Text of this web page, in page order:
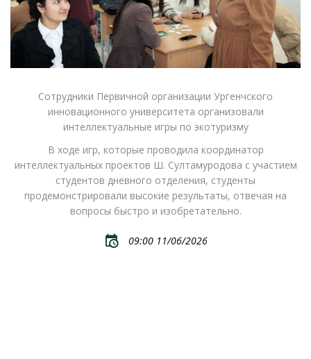
Сотрудники Первичной организации Ургенчского
инновационного университета организовали
интеллектуальные игры по экотуризму
В ходе игр, которые проводила координатор
интеллектуальных проектов Ш. Султамуродова с участием
студентов дневного отделения, студенты
продемонстрировали высокие результаты, отвечая на
вопросы быстро и изобретательно.
09:00 11/06/2026